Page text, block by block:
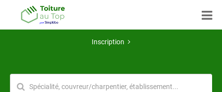
Inscription